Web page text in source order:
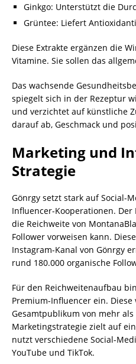
Ginkgo: Unterstützt die
Grüntee: Liefert
Diese Extrakte ergänzen die
Vitamine. Sie sollen das
Das wachsende
spiegelt sich in der Rezeptur
und verzichtet auf künstliche
darauf ab, Geschmack und
Marketing und
Strategie
Gönrgy setzt stark auf Social-
Influencer-Kooperationen.
die Reichweite von
Follower vorweisen kann.
Instagram-Kanal von Gönrgy
rund 180.000 organische
Für den Reichweitenaufbau
Premium-Influencer ein.
Gesamtpublikum von mehr
Marketingstrategie zielt auf
nutzt verschiedene Social-
YouTube und TikTok.